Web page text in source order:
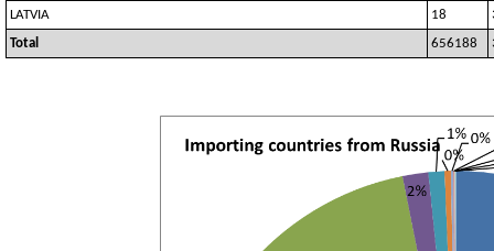
LATVIA
18
Total
656188